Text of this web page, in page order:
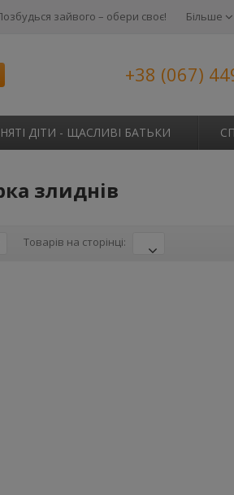
зайвого – обери своє! Більше
+38 (067)
ДІТИ - ЩАСЛИВІ БАТЬКИ
злиднів
Товарів на сторінці: